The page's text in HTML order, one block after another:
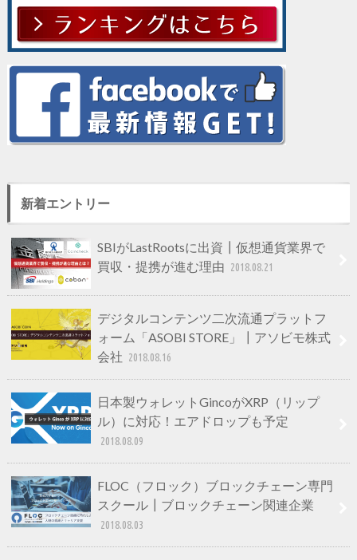
新着エントリー
SBIがLastRootsに出資┃仮想通貨業界で
買収・提携が進む理由 2018.08.21
デジタルコンテンツ二次流通プラットフ
ォーム「ASOBI STORE」┃アソビモ株式
会社 2018.08.16
日本製ウォレットGincoがXRP（リップ
ル）に対応！エアドロップも予定
2018.08.09
FLOC（フロック）ブロックチェーン専門
スクール┃ブロックチェーン関連企業
2018.08.03